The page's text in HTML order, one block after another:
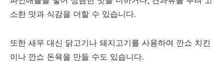
소한 맛과 식감을 더할 수 있습니다.
또한 새우 대신 닭고기나 돼지고기를 사용하여 깐쇼 치킨
이나 깐쇼 돈육을 만들 수도 있습니다.